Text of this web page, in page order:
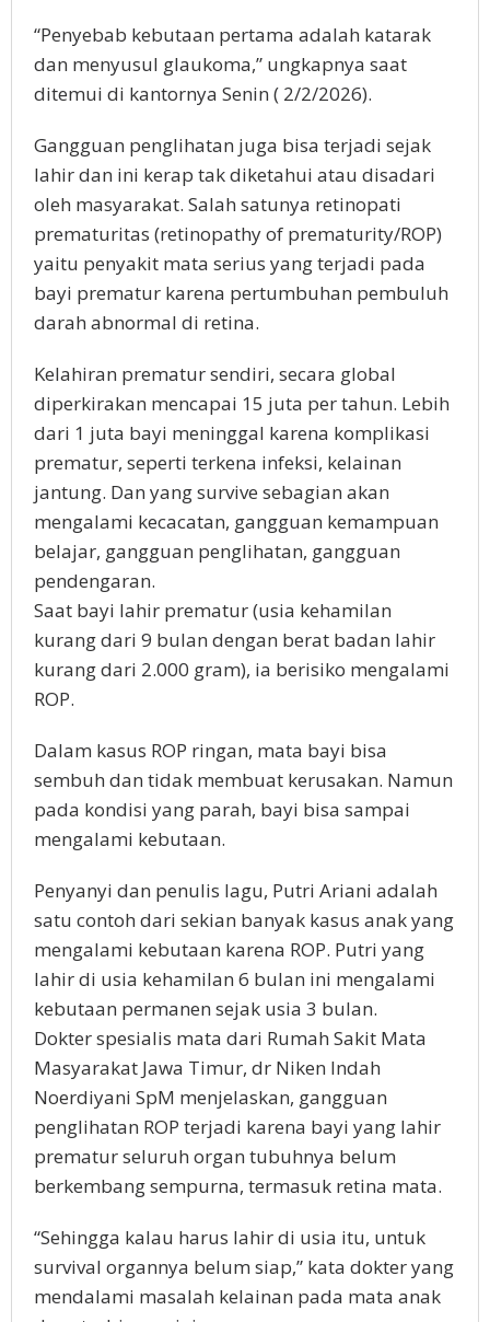
“Penyebab kebutaan pertama adalah katarak
dan menyusul glaukoma,” ungkapnya saat
ditemui di kantornya Senin ( 2/2/2026).
Gangguan penglihatan juga bisa terjadi sejak
lahir dan ini kerap tak diketahui atau disadari
oleh masyarakat. Salah satunya retinopati
prematuritas (retinopathy of prematurity/ROP)
yaitu penyakit mata serius yang terjadi pada
bayi prematur karena pertumbuhan pembuluh
darah abnormal di retina.
Kelahiran prematur sendiri, secara global
diperkirakan mencapai 15 juta per tahun. Lebih
dari 1 juta bayi meninggal karena komplikasi
prematur, seperti terkena infeksi, kelainan
jantung. Dan yang survive sebagian akan
mengalami kecacatan, gangguan kemampuan
belajar, gangguan penglihatan, gangguan
pendengaran.
Saat bayi lahir prematur (usia kehamilan
kurang dari 9 bulan dengan berat badan lahir
kurang dari 2.000 gram), ia berisiko mengalami
ROP.
Dalam kasus ROP ringan, mata bayi bisa
sembuh dan tidak membuat kerusakan. Namun
pada kondisi yang parah, bayi bisa sampai
mengalami kebutaan.
Penyanyi dan penulis lagu, Putri Ariani adalah
satu contoh dari sekian banyak kasus anak yang
mengalami kebutaan karena ROP. Putri yang
lahir di usia kehamilan 6 bulan ini mengalami
kebutaan permanen sejak usia 3 bulan.
Dokter spesialis mata dari Rumah Sakit Mata
Masyarakat Jawa Timur, dr Niken Indah
Noerdiyani SpM menjelaskan, gangguan
penglihatan ROP terjadi karena bayi yang lahir
prematur seluruh organ tubuhnya belum
berkembang sempurna, termasuk retina mata.
“Sehingga kalau harus lahir di usia itu, untuk
survival organnya belum siap,” kata dokter yang
mendalami masalah kelainan pada mata anak